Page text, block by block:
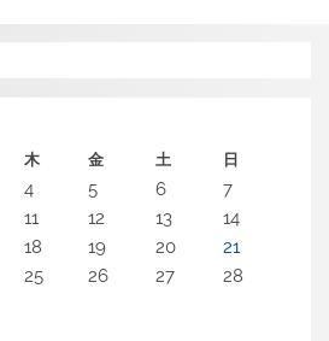
木 金 土 日
4 5 6
7
11 12 13
14
18 19 20
21
25 26 27
28